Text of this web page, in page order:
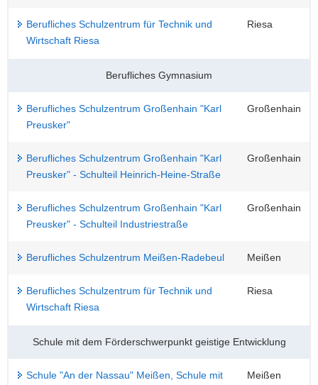
Berufliches Schulzentrum für Technik und
Wirtschaft Riesa
Riesa
Berufliches Gymnasium
Berufliches Schulzentrum Großenhain "Karl
Preusker"
Großenhain
Berufliches Schulzentrum Großenhain "Karl
Preusker" - Schulteil Heinrich-Heine-Straße
Großenhain
Berufliches Schulzentrum Großenhain "Karl
Preusker" - Schulteil Industriestraße
Großenhain
Berufliches Schulzentrum Meißen-Radebeul Meißen
Berufliches Schulzentrum für Technik und
Wirtschaft Riesa
Riesa
Schule mit dem Förderschwerpunkt geistige Entwicklung
Schule "An der Nassau" Meißen, Schule mit
Meißen